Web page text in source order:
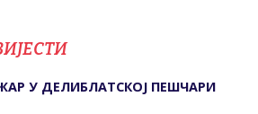
У ДЕЛИБЛАТСКОЈ ПЕШЧАРИ